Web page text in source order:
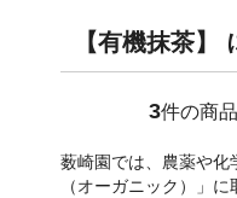
【有機抹茶】
3件の商
薮崎園では、農薬や化
（オーガニック）」